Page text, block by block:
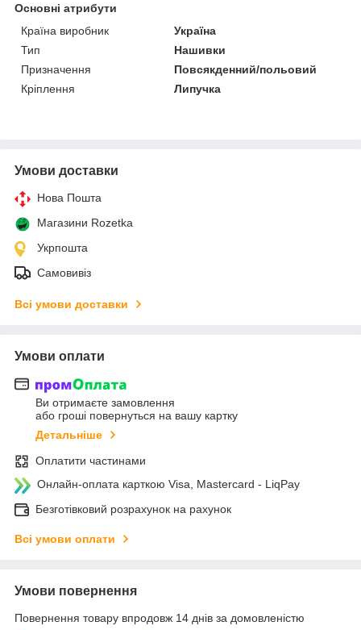
Основні атрибути
Країна виробник
Україна
Тип
Нашивки
Призначення
Повсякденний/польовий
Кріплення
Липучка
Умови доставки
Нова Пошта
Магазини Rozetka
Укрпошта
Самовивіз
Всі умови доставки
Умови оплати
Ви отримаєте замовлення
або гроші повернуться на вашу картку
Детальніше
Оплатити частинами
Онлайн-оплата карткою Visa, Mastercard - LiqPay
Безготівковий розрахунок на рахунок
Всі умови оплати
Умови повернення
Повернення товару впродовж 14 днів за домовленістю